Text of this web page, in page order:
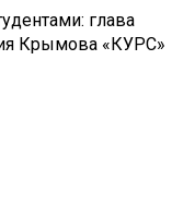
глава
Крымова «КУРС»